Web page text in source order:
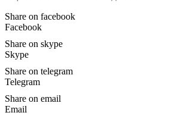
Share on facebook
Facebook
Share on skype
Skype
Share on telegram
Telegram
Share on email
Email